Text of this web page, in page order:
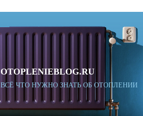
OTOPLENIEBLOG.RU
ВСЁ ЧТО НУЖНО ЗНАТЬ ОБ ОТОПЛЕНИИ